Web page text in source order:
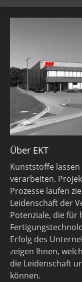
Über EKT
Kunststoffe
verarbeiten.
Prozesse laufen
Leidenschaft der
Potenziale, die für
Erfolg des
zeigen Ihnen,
die Leidenschaft
können.